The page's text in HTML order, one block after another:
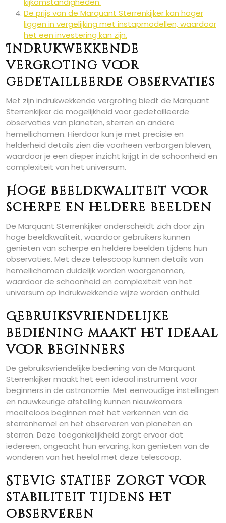
De prijs van de Marquant Sterrenkijker kan hoger
liggen in vergelijking met instapmodellen, waardoor
het een investering kan zijn.
Indrukwekkende
vergroting voor
gedetailleerde observaties
Met zijn indrukwekkende vergroting biedt de Marquant
Sterrenkijker de mogelijkheid voor gedetailleerde
observaties van planeten, sterren en andere
hemellichamen. Hierdoor kun je met precisie en
helderheid details zien die voorheen verborgen bleven,
waardoor je een dieper inzicht krijgt in de schoonheid en
complexiteit van het universum.
Hoge beeldkwaliteit voor
scherpe en heldere beelden
De Marquant Sterrenkijker onderscheidt zich door zijn
hoge beeldkwaliteit, waardoor gebruikers kunnen
genieten van scherpe en heldere beelden tijdens hun
observaties. Met deze telescoop kunnen details van
hemellichamen duidelijk worden waargenomen,
waardoor de schoonheid en complexiteit van het
universum op indrukwekkende wijze worden onthuld.
Gebruiksvriendelijke
bediening maakt het ideaal
voor beginners
De gebruiksvriendelijke bediening van de Marquant
Sterrenkijker maakt het een ideaal instrument voor
beginners in de astronomie. Met eenvoudige instellingen
en nauwkeurige afstelling kunnen nieuwkomers
moeiteloos beginnen met het verkennen van de
sterrenhemel en het observeren van planeten en
sterren. Deze toegankelijkheid zorgt ervoor dat
iedereen, ongeacht hun ervaring, kan genieten van de
wonderen van het heelal met deze telescoop.
Stevig statief zorgt voor
stabiliteit tijdens het
observeren